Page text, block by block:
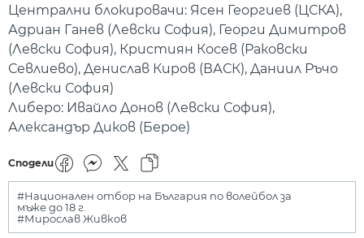
Централни блокировачи: Ясен Георгиев (ЦСКА),
Адриан Ганев (Левски София), Георги Димитров
(Левски София), Кристиян Косев (Раковски
Севлиево), Денислав Киров (ВАСК), Даниил Ръчо
(Левски София)
Либеро: Ивайло Донов (Левски София),
Александър Диков (Берое)
Сподели
#Национален отбор на България по волейбол за
мъже до 18 г.
#Мирослав Живков